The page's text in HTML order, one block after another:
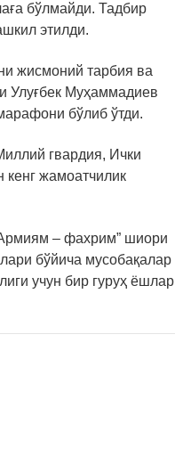
бўлмайди. Тадбир
этилди.
жисмоний тарбия ва
Улуғбек Муҳаммадиев
бўлиб ўтди.
гвардия, Ички
кенг жамоатчилик
– фахрим” шиори
бўйича мусобақалар
учун бир гуруҳ ёшлар